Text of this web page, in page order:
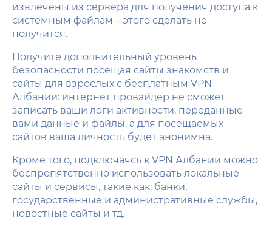
извлечены из сервера для получения доступа к
системным файлам – этого сделать не
получится.
Получите дополнительный уровень
безопасности посещая сайты знакомств и
сайты для взрослых с бесплатным VPN
Албании: интернет провайдер не сможет
записать ваши логи активности, переданные
вами данные и файлы, а для посещаемых
сайтов ваша личность будет анонимна.
Кроме того, подключаясь к VPN Албании можно
беспрепятственно использовать локальные
сайты и сервисы, такие как: банки,
государственные и административные службы,
новостные сайты и тд.